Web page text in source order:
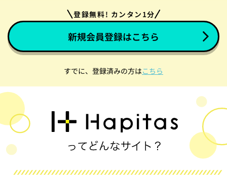
登録無料! カンタン1分
新規会員登録はこちら
すでに、登録済みの方はこちら